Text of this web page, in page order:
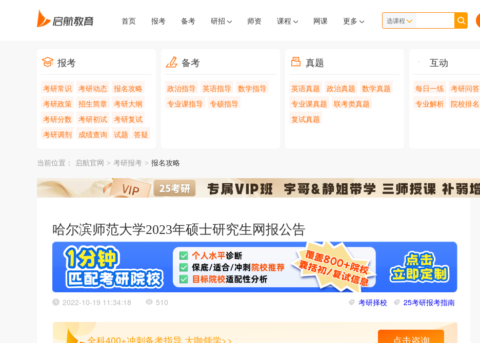
首页 报考 备考 研招 师资 课程 网课 更多 选课程
报考
考研常识 考研动态
报名攻略
考研政策
招生简章
考研大纲
考研分数
考研初试
考研复试
考研调剂
成绩查询 试题 答疑
备考
政治指导 英语指导
数学指导
专业课指导
专硕指导
真题
英语真题 政治真题
数学真题
专业课真题
联考类真题
复试真题
互动
每日一练 考研问答
专业解析
院校排名
当前位置： 启航官网 > 考研报考 > 报名攻略
哈尔滨师范大学2023年硕士研究生网报公告
2022-10-19 11:34:18 510 考研择校 25考研报考指南
全科400+冲刺备考指导 大咖领学>> 点击咨询